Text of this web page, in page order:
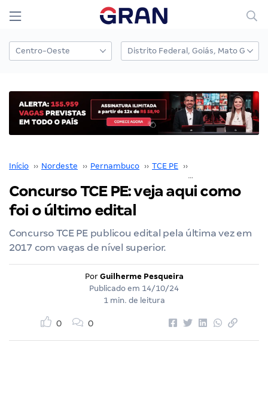
Início ›› Nordeste ›› Pernambuco ›› TCE PE ››
Concurso TCE PE: veja aqui como
foi o último edital
Concurso TCE PE publicou edital pela última vez em
2017 com vagas de nível superior.
Por Guilherme Pesqueira
Publicado em 14/10/24
1 min. de leitura
0 0